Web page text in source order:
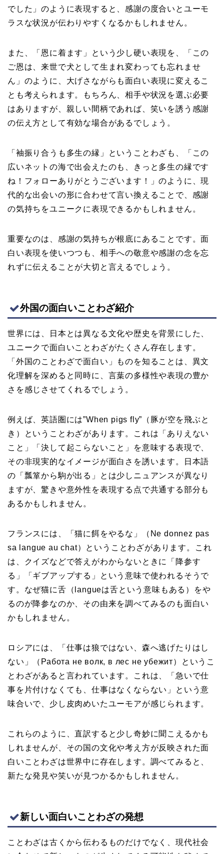
でした」のように表現すると、感謝の度合いとユーモ
ラスな状況が伝わりやすくなるかもしれません。
また、「恩に着ます」という少し硬い表現を、「この
ご恩は、来世で犬として生まれ変わっても忘れませ
ん」のように、大げさながらも面白い表現に変えるこ
とも考えられます。もちろん、相手や状況を選ぶ必要
はありますが、親しい間柄であれば、笑いを誘う感謝
の伝え方として有効な場合があるでしょう。
「袖振り合うも多生の縁」ということわざも、「この
広いネットの海で出会えたのも、きっと多生の縁です
ね！フォローありがとうございます！」のように、現
代的な出会いの形に合わせて言い換えることで、感謝
の気持ちをユニークに表現できるかもしれません。
重要なのは、感謝の気持ちが根底にあることです。面
白い表現を使いつつも、相手への敬意や感謝の念を忘
れずに伝えることが大切と言えるでしょう。
外国の面白いことわざ紹介
世界には、日本とは異なる文化や歴史を背景にした、
ユニークで面白いことわざがたくさん存在します。
「外国のことわざで面白い」ものを知ることは、異文
化理解を深めると同時に、言葉の多様性や表現の豊か
さを感じさせてくれるでしょう。
例えば、英語圏には”When pigs fly”（豚が空を飛ぶと
き）ということわざがあります。これは「ありえない
こと」「決して起こらないこと」を意味する表現で、
その非現実的なイメージが面白さを誘います。日本語
の「瓢箪から駒が出る」とは少しニュアンスが異なり
ますが、驚きや意外性を表現する点で共通する部分も
あるかもしれません。
フランスには、「猫に餌をやるな」（Ne donnez pas
sa langue au chat）ということわざがあります。これ
は、クイズなどで答えがわからないときに「降参す
る」「ギブアップする」という意味で使われるそうで
す。なぜ猫に舌（langueは舌という意味もある）をや
るのが降参なのか、その由来を調べてみるのも面白い
かもしれません。
ロシアには、「仕事は狼ではない、森へ逃げたりはし
ない」（Работа не волк, в лес не убежит）というこ
とわざがあると言われています。これは、「急いで仕
事を片付けなくても、仕事はなくならない」という意
味合いで、少し皮肉めいたユーモアが感じられます。
これらのように、直訳すると少し奇妙に聞こえるかも
しれませんが、その国の文化や考え方が反映された面
白いことわざは世界中に存在します。調べてみると、
新たな発見や笑いが見つかるかもしれません。
新しい面白いことわざの発想
ことわざは古くから伝わるものだけでなく、現代社会